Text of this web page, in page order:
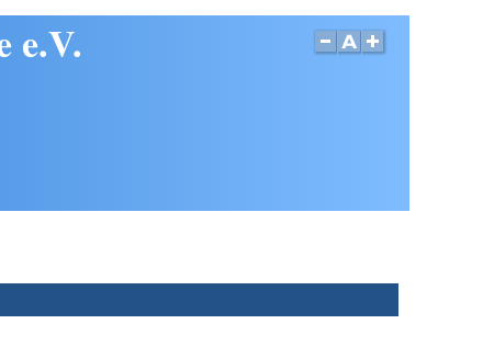
e.V.